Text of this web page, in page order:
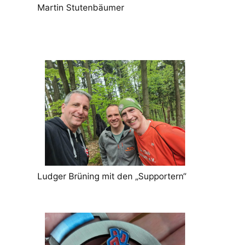
Martin Stutenbäumer
Ludger Brüning mit den „Supportern“